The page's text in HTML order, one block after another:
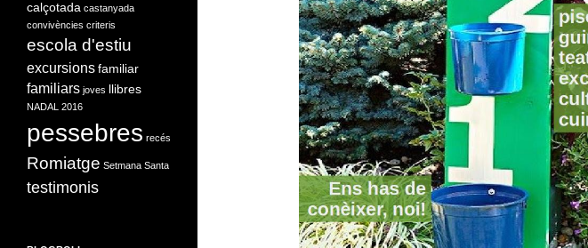
calçotada castanyada
convivències criteris
escola d'estiu
excursions familiar
familiars joves llibres
NADAL 2016
pessebres recés
Romiatge Setmana Santa
testimonis